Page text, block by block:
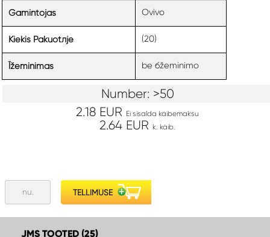
Gamintojas Ovivo
Kiekis Pakuotлje (20)
Īžeminimas be бžeminimo
Number: >50
2.18 EUR Ei sisalda käibemaksu
2.64 EUR k. käib.
JMS TOOTED (25)